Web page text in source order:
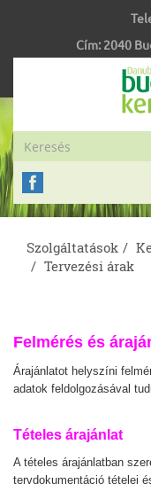
Cím: 2040
Szolgáltatások
Tervezési árak
Felmérés és
Árajánlatot helyszíni
adatok feldolgozásával
Tételes árajánlat
A tételes árajánlatban
tervdokumentáció tételei